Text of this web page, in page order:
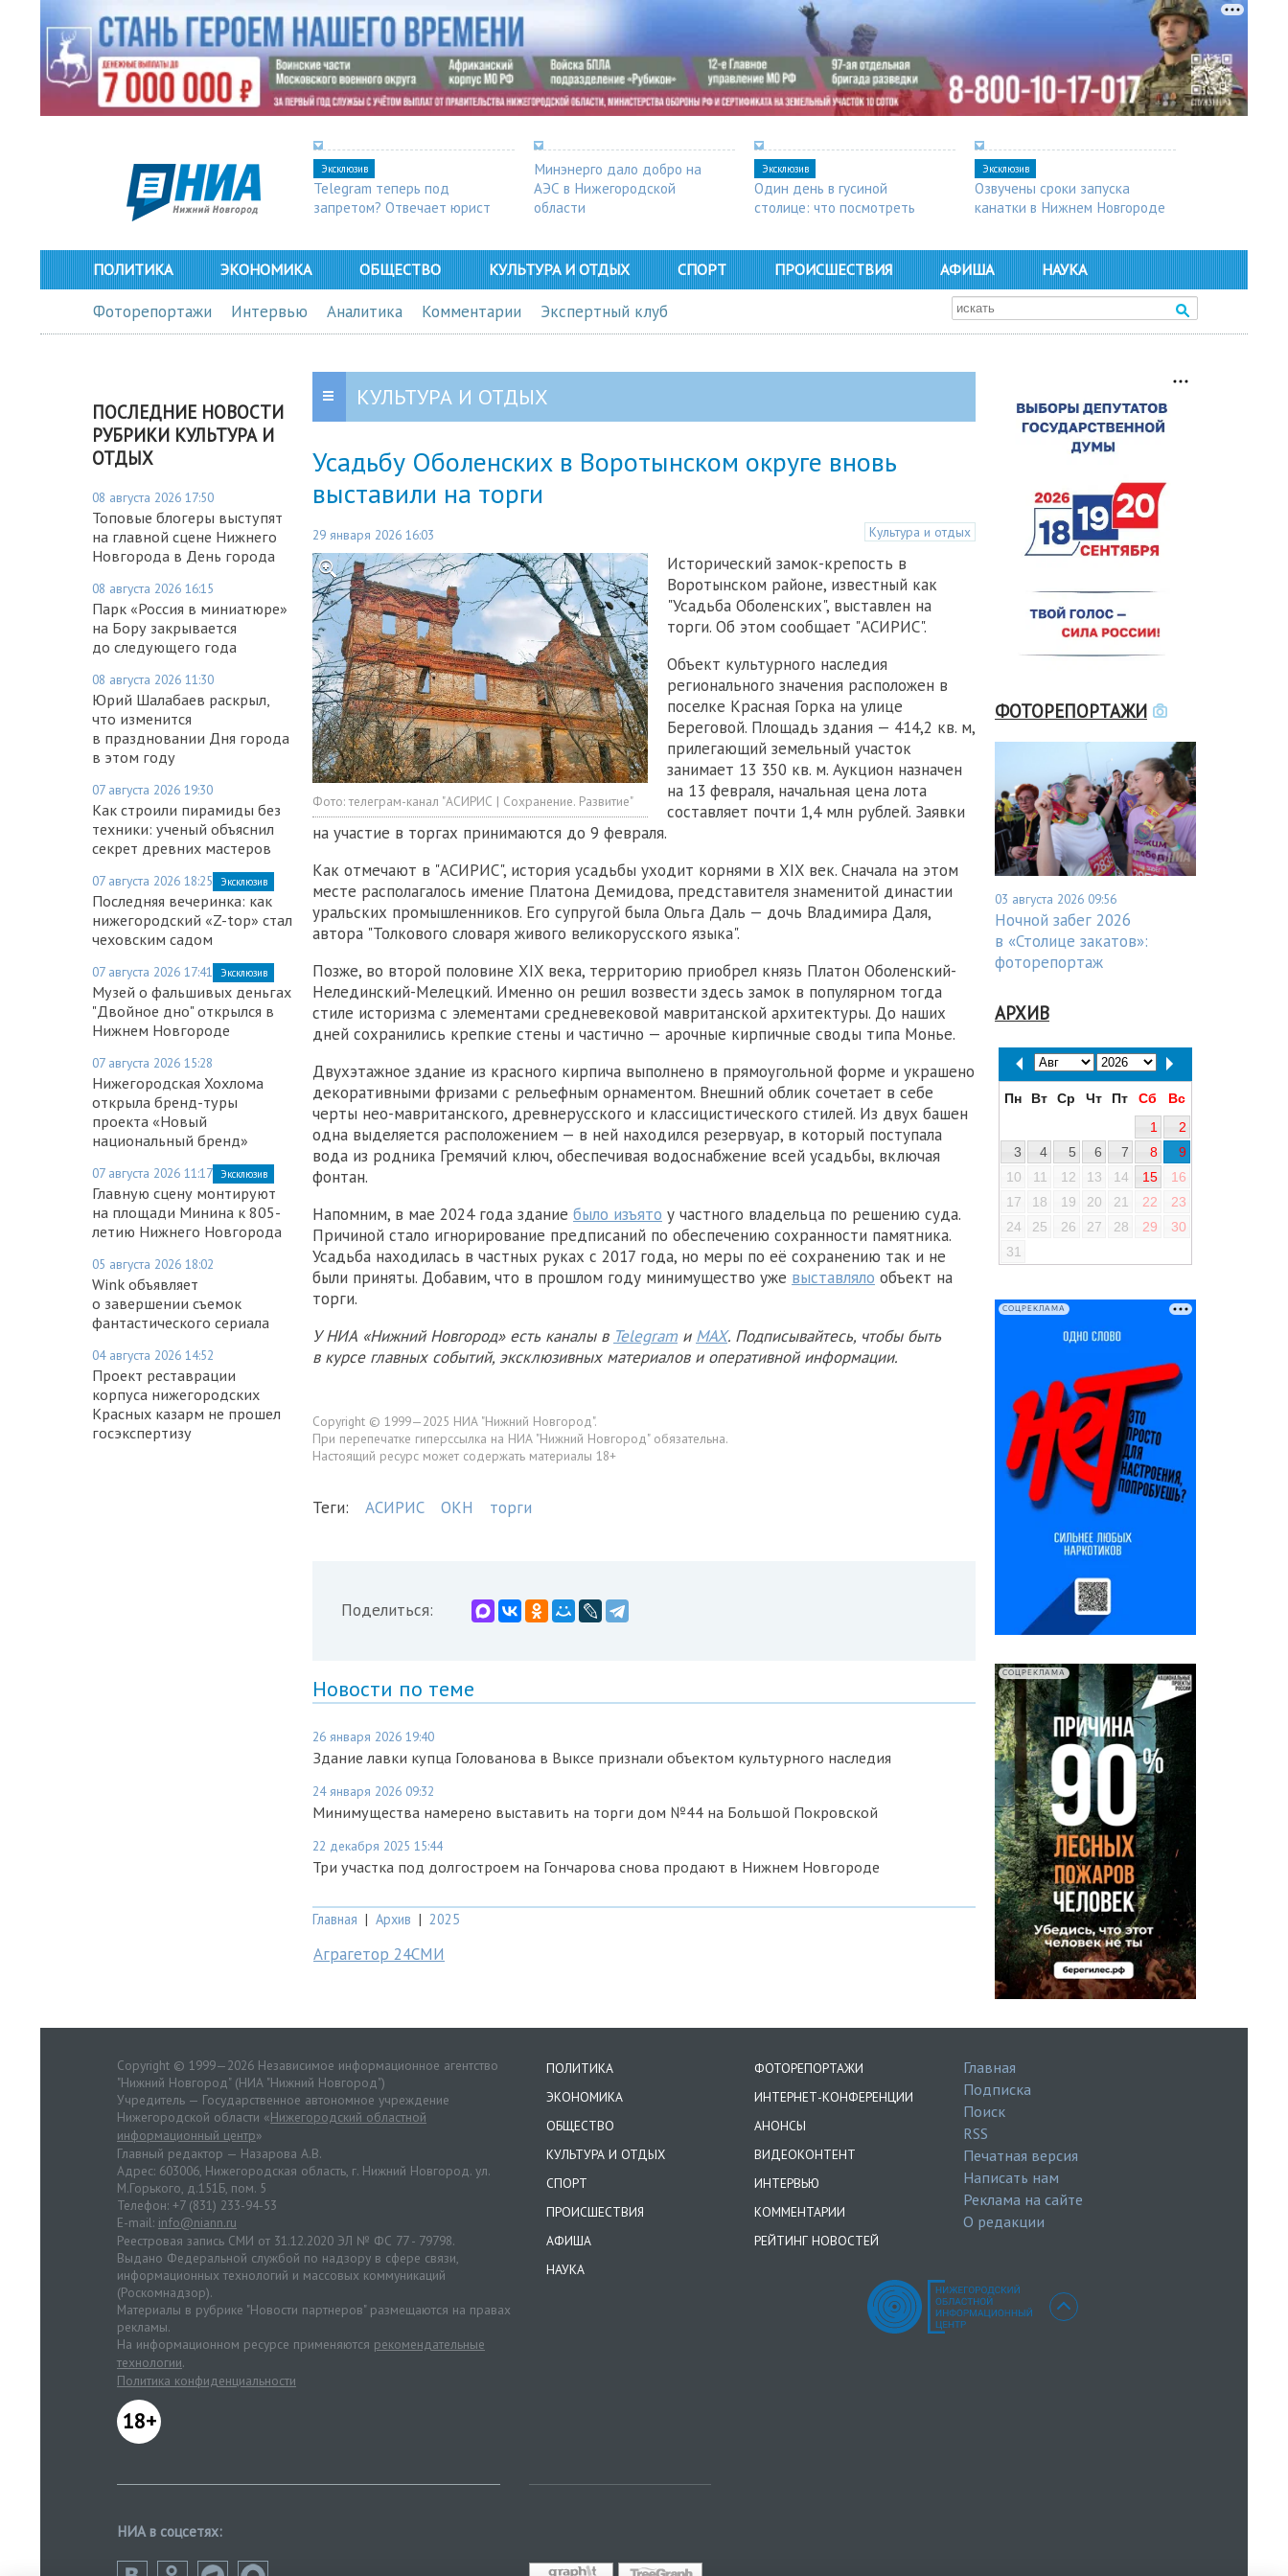
Эксклюзив
Telegram теперь под
запретом? Отвечает юрист
Минэнерго дало добро на
АЭС в Нижегородской
области
Эксклюзив
Один день в гусиной
столице: что посмотреть
Эксклюзив
Озвучены сроки запуска
канатки в Нижнем Новгороде
ПОЛИТИКА ЭКОНОМИКА ОБЩЕСТВО КУЛЬТУРА И ОТДЫХ СПОРТ ПРОИСШЕСТВИЯ АФИША НАУКА
Фоторепортажи Интервью Аналитика Комментарии Экспертный клуб
ПОСЛЕДНИЕ НОВОСТИ
РУБРИКИ КУЛЬТУРА И
ОТДЫХ
08 августа 2026 17:50
Топовые блогеры выступят
на главной сцене Нижнего
Новгорода в День города
08 августа 2026 16:15
Парк «Россия в миниатюре»
на Бору закрывается
до следующего года
08 августа 2026 11:30
Юрий Шалабаев раскрыл,
что изменится
в праздновании Дня города
в этом году
07 августа 2026 19:30
Как строили пирамиды без
техники: ученый объяснил
секрет древних мастеров
07 августа 2026 18:25 Эксклюзив
Последняя вечеринка: как
нижегородский «Z-top» стал
чеховским садом
07 августа 2026 17:41 Эксклюзив
Музей о фальшивых деньгах
"Двойное дно" открылся в
Нижнем Новгороде
07 августа 2026 15:28
Нижегородская Хохлома
открыла бренд-туры
проекта «Новый
национальный бренд»
07 августа 2026 11:17 Эксклюзив
Главную сцену монтируют
на площади Минина к 805-
летию Нижнего Новгорода
05 августа 2026 18:02
Wink объявляет
о завершении съемок
фантастического сериала
04 августа 2026 14:52
Проект реставрации
корпуса нижегородских
Красных казарм не прошел
госэкспертизу
КУЛЬТУРА И ОТДЫХ
Усадьбу Оболенских в Воротынском округе вновь
выставили на торги
29 января 2026 16:03 Культура и отдых
Фото:телеграм-канал "АСИРИС | Сохранение. Развитие"
Исторический замок-крепость в
Воротынском районе, известный как
"Усадьба Оболенских", выставлен на
торги. Об этом сообщает "АСИРИС".
Объект культурного наследия
регионального значения расположен в
поселке Красная Горка на улице
Береговой. Площадь здания — 414,2 кв. м,
прилегающий земельный участок
занимает 13 350 кв. м. Аукцион назначен
на 13 февраля, начальная цена лота
составляет почти 1,4 млн рублей. Заявки
на участие в торгах принимаются до 9 февраля.
Как отмечают в "АСИРИС", история усадьбы уходит корнями в XIX век. Сначала на этом
месте располагалось имение Платона Демидова, представителя знаменитой династии
уральских промышленников. Его супругой была Ольга Даль — дочь Владимира Даля,
автора "Толкового словаря живого великорусского языка".
Позже, во второй половине XIX века, территорию приобрел князь Платон Оболенский-
Нелединский-Мелецкий. Именно он решил возвести здесь замок в популярном тогда
стиле историзма с элементами средневековой мавританской архитектуры. До наших
дней сохранились крепкие стены и частично — арочные кирпичные своды типа Монье.
Двухэтажное здание из красного кирпича выполнено в прямоугольной форме и украшено
декоративными фризами с рельефным орнаментом. Внешний облик сочетает в себе
черты нео-мавританского, древнерусского и классицистического стилей. Из двух башен
одна выделяется расположением — в ней находился резервуар, в который поступала
вода из родника Гремячий ключ, обеспечивая водоснабжение всей усадьбы, включая
фонтан.
Напомним, в мае 2024 года здание было изъято у частного владельца по решению суда.
Причиной стало игнорирование предписаний по обеспечению сохранности памятника.
Усадьба находилась в частных руках с 2017 года, но меры по её сохранению так и не
были приняты. Добавим, что в прошлом году минимущество уже выставляло объект на
торги.
У НИА «Нижний Новгород» есть каналы в Telegram и MAX. Подписывайтесь, чтобы быть
в курсе главных событий, эксклюзивных материалов и оперативной информации.
Copyright © 1999—2025 НИА "Нижний Новгород".
При перепечатке гиперссылка на НИА "Нижний Новгород" обязательна.
Настоящий ресурс может содержать материалы 18+
Теги: АСИРИС ОКН торги
Поделиться:
Новости по теме
26 января 2026 19:40
Здание лавки купца Голованова в Выксе признали объектом культурного наследия
24 января 2026 09:32
Минимущества намерено выставить на торги дом №44 на Большой Покровской
22 декабря 2025 15:44
Три участка под долгостроем на Гончарова снова продают в Нижнем Новгороде
Главная | Архив | 2025
Аграгетор 24СМИ
ФОТОРЕПОРТАЖИ
03 августа 2026 09:56
Ночной забег 2026
в «Столице закатов»:
фоторепортаж
АРХИВ
Пн Вт Ср Чт Пт Сб
Вс
1
2
3
4 5 6 7 8
9
10
11 12 13 14 15
16
17
18 19 20 21 22
23
24
25 26 27 28 29
30
31
СОЦРЕКЛАМА
СОЦРЕКЛАМА
Copyright © 1999—2026 Независимое информационное агентство
"Нижний Новгород" (НИА "Нижний Новгород")
Учредитель — Государственное автономное учреждение
Нижегородской области «Нижегородский областной
информационный центр»
Главный редактор — Назарова А.В.
Адрес: 603006, Нижегородская область, г. Нижний Новгород. ул.
М.Горького, д.151Б, пом. 5
Телефон: +7 (831) 233-94-53
E-mail: info@niann.ru
Реестровая запись СМИ от 31.12.2020 ЭЛ № ФС 77 - 79798.
Выдано Федеральной службой по надзору в сфере связи,
информационных технологий и массовых коммуникаций
(Роскомнадзор).
Материалы в рубрике "Новости партнеров" размещаются на правах
рекламы.
На информационном ресурсе применяются рекомендательные
технологии.
Политика конфиденциальности
18+
ПОЛИТИКА
ЭКОНОМИКА
ОБЩЕСТВО
КУЛЬТУРА И ОТДЫХ
СПОРТ
ПРОИСШЕСТВИЯ
АФИША
НАУКА
ФОТОРЕПОРТАЖИ
ИНТЕРНЕТ-КОНФЕРЕНЦИИ
АНОНСЫ
ВИДЕОКОНТЕНТ
ИНТЕРВЬЮ
КОММЕНТАРИИ
РЕЙТИНГ НОВОСТЕЙ
Главная
Подписка
Поиск
RSS
Печатная версия
Написать нам
Реклама на сайте
О редакции
НИА в соцсетях: